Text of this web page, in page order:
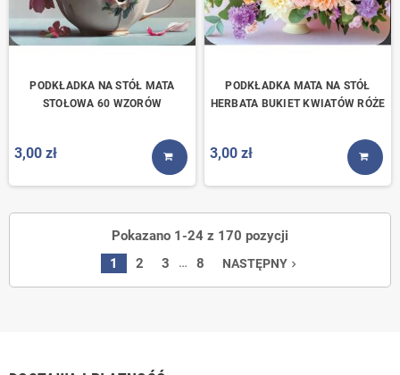
PODKŁADKA NA STÓŁ MATA
STOŁOWA 60 WZORÓW
3,00 zł
KUP TERAZ
PODKŁADKA MATA NA STÓŁ
HERBATA BUKIET KWIATÓW RÓŻE
3,00 zł
KUP
Pokazano 1-24 z 170 pozycji
1
2 3 … 8 NASTĘPNYnavigate_next